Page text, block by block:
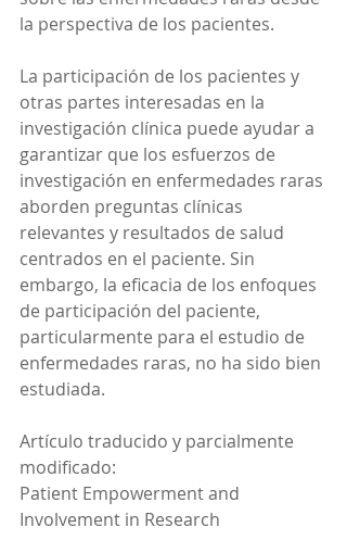
la perspectiva de los pacientes.
La participación de los pacientes y
otras partes interesadas en la
investigación clínica puede ayudar a
garantizar que los esfuerzos de
investigación en enfermedades raras
aborden preguntas clínicas
relevantes y resultados de salud
centrados en el paciente. Sin
embargo, la eficacia de los enfoques
de participación del paciente,
particularmente para el estudio de
enfermedades raras, no ha sido bien
estudiada.
Artículo traducido y parcialmente
modificado:
Patient Empowerment and
Involvement in Research